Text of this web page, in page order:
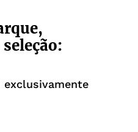
exclusivamente